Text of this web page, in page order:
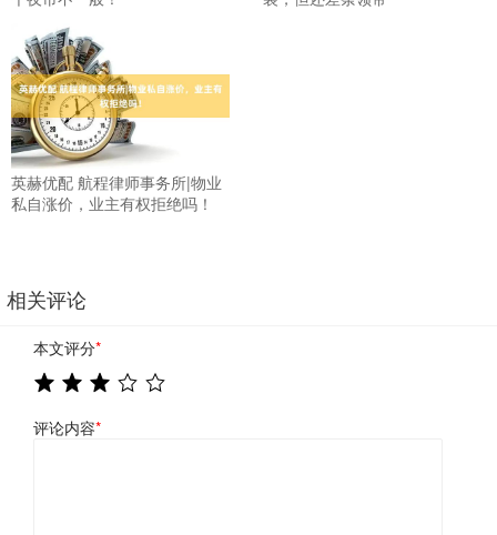
英赫优配 航程律师事务所|物业
私自涨价，业主有权拒绝吗！
相关评论
本文评分*
评论内容*